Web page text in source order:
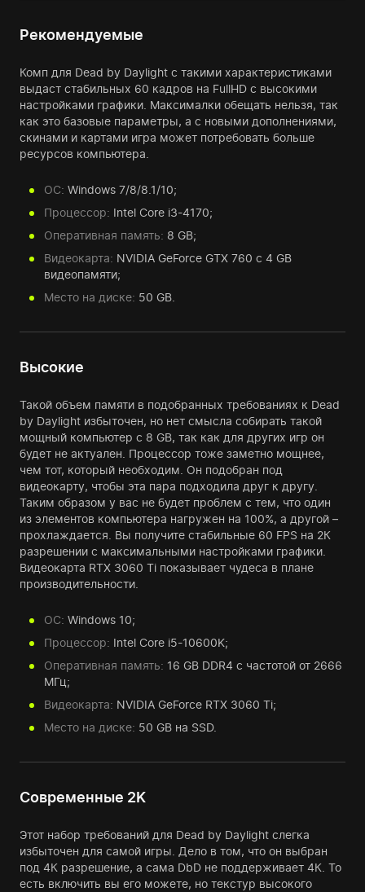
Рекомендуемые
Комп для Dead by Daylight с такими характеристиками
выдаст стабильных 60 кадров на FullHD с высокими
настройками графики. Максималки обещать нельзя, так
как это базовые параметры, а с новыми дополнениями,
скинами и картами игра может потребовать больше
ресурсов компьютера.
ОС: Windows 7/8/8.1/10;
Процессор: Intel Core i3-4170;
Оперативная память: 8 GB;
Видеокарта: NVIDIA GeForce GTX 760 с 4 GB
видеопамяти;
Место на диске: 50 GB.
Высокие
Такой объем памяти в подобранных требованиях к Dead
by Daylight избыточен, но нет смысла собирать такой
мощный компьютер с 8 GB, так как для других игр он
будет не актуален. Процессор тоже заметно мощнее,
чем тот, который необходим. Он подобран под
видеокарту, чтобы эта пара подходила друг к другу.
Таким образом у вас не будет проблем с тем, что один
из элементов компьютера нагружен на 100%, а другой –
прохлаждается. Вы получите стабильные 60 FPS на 2К
разрешении с максимальными настройками графики.
Видеокарта RTX 3060 Ti показывает чудеса в плане
производительности.
ОС: Windows 10;
Процессор: Intel Core i5-10600K;
Оперативная память: 16 GB DDR4 с частотой от 2666
МГц;
Видеокарта: NVIDIA GeForce RTX 3060 Ti;
Место на диске: 50 GB на SSD.
Современные 2K
Этот набор требований для Dead by Daylight слегка
избыточен для самой игры. Дело в том, что он выбран
под 4К разрешение, а сама DbD не поддерживает 4К. То
есть включить вы его можете, но текстур высокого